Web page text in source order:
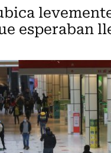
esperaban